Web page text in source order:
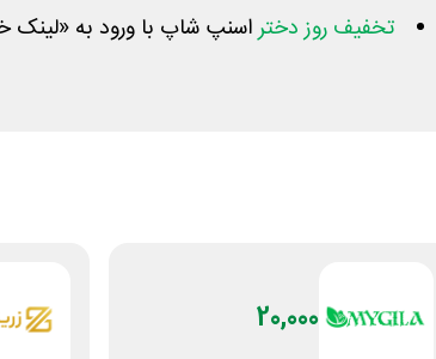
تخفیف روز دختراسنپ شاپ با ورود به «لینک
20,000